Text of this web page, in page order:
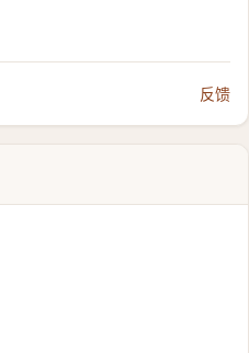
反馈